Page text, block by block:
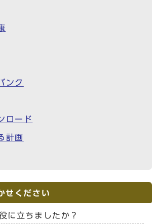
ンク
ロード
計画
せください
に立ちましたか？